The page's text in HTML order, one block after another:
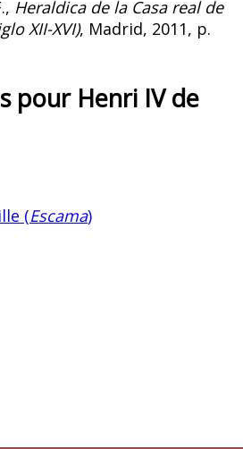
Heraldica de la Casa real de
XII-XVI), Madrid, 2011, p.
pour Henri IV de
(Escama)